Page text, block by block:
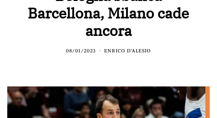
Barcellona, Milano cade
ancora
08/01/2023 ENRICO D'ALESIO